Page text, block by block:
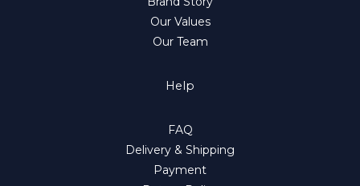
Our Values
Our Team
Help
FAQ
Delivery & Shipping
Payment